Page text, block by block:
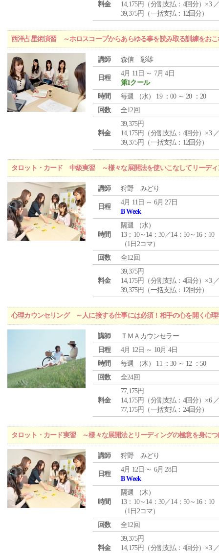
料金
14,175円（分割支払：4回分）×3
39,375円（一括支払：12回分）
西洋占星術演習 ～ホロスコープからあらゆる事を読み取る訓練をおこ
講師 森信 彰雄
日程
4月 11日 ～ 7月 4日
第1クール
時間
毎週 （水） 19 ：00 ～ 20 ：20
回数
全12回
料金
39,375円
14,175円（分割支払：4回分）×3
39,375円（一括支払：12回分）
タロット・カード 中級実習 ～様々な展開法を使いこなしてリーディ
講師 狩野 みどり
日程
4月 11日 ～ 6月 27日
B Week
時間
隔週 （水）
13：10～14：30／14：50～16：10
（1日2コマ）
回数
全12回
料金
39,375円
14,175円（分割支払：4回分）×3
39,375円（一括支払：12回分）
心理カウンセリング ～人に接する仕事には必須！相手の心を開く心理
講師
ＴＭＡカウンセラー
日程
4月 12日 ～ 10月 4日
時間
毎週 （木） 11 ：30 ～ 12 ：50
回数
全24回
料金
77,175円
14,175円（分割支払：4回分）×6
77,175円（一括支払：24回分）
タロット・カード実習 ～様々な展開法とリーディングの極意を身につ
講師 狩野 みどり
日程
4月 12日 ～ 6月 28日
B Week
時間
隔週 （木）
13：10～14：30／14：50～16：10
（1日2コマ）
回数
全12回
料金
39,375円
14,175円（分割支払：4回分）×3